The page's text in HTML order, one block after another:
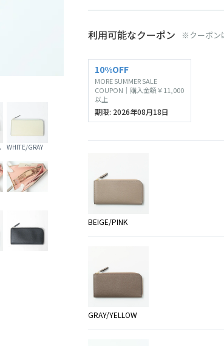
BEIGE/PINK
WHITE/GRAY
利用可能なクーポン ※クーポン
10%OFF
MORE SUMMER SALE
COUPON｜購入金額￥11,000
以上
期限: 2026年08月18日
BEIGE/PINK
GRAY/YELLOW